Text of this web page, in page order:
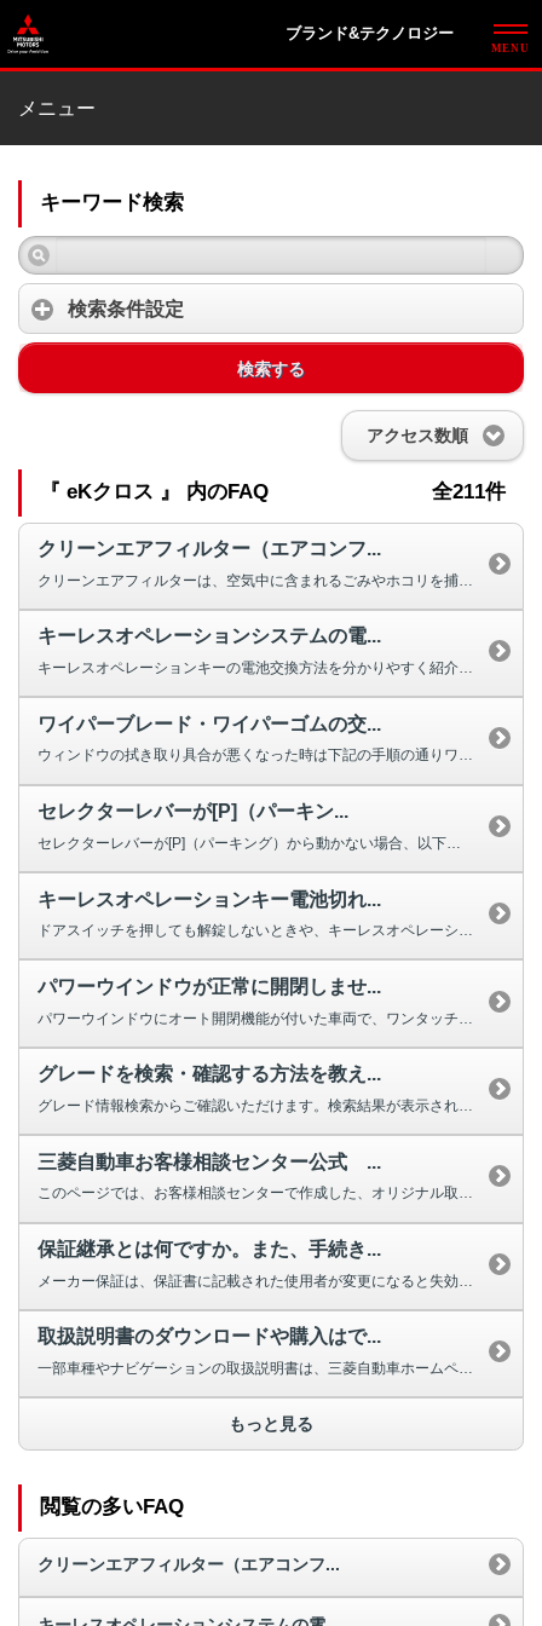
ブランド&テクノロジー
メニュー
キーワード検索
検索条件設定
検索する
アクセス数順
『 eKクロス 』 内のFAQ 全211件
クリーンエアフィルター（エアコンフ...
キーレスオペレーションシステムの電...
キーレスオペレーションキーの電池交換方法を分かりやすく紹介する動画をご用意...
ワイパーブレード・ワイパーゴムの交...
ウィンドウの拭き取り具合が悪くなった時は下記の手順の通りワイパーの交換をし...
セレクターレバーが[P]（パーキン...
セレクターレバーが[P]（パーキング）から動かない場合、以下を確認してくだ...
キーレスオペレーションキー電池切れ...
ドアスイッチを押しても解錠しないときや、キーレスオペレーションキーのボタン...
パワーウインドウが正常に開閉しませ...
グレードを検索・確認する方法を教え...
グレード情報検索からご確認いただけます。検索結果が表示されない場合は、お手...
三菱自動車お客様相談センター公式 ...
このページでは、お客様相談センターで作成した、オリジナル取扱説明動画を掲載...
保証継承とは何ですか。また、手続き...
取扱説明書のダウンロードや購入はで...
一部車種やナビゲーションの取扱説明書は、三菱自動車ホームページよりダウンロ...
もっと見る
閲覧の多いFAQ
クリーンエアフィルター（エアコンフ...